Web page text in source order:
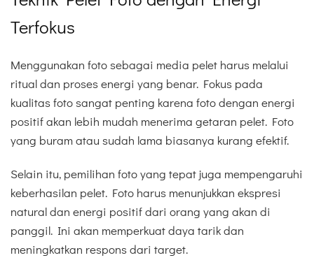
Terfokus
Menggunakan foto sebagai media pelet harus melalui
ritual dan proses energi yang benar. Fokus pada
kualitas foto sangat penting karena foto dengan energi
positif akan lebih mudah menerima getaran pelet. Foto
yang buram atau sudah lama biasanya kurang efektif.
Selain itu, pemilihan foto yang tepat juga mempengaruhi
keberhasilan pelet. Foto harus menunjukkan ekspresi
natural dan energi positif dari orang yang akan di
panggil. Ini akan memperkuat daya tarik dan
meningkatkan respons dari target.